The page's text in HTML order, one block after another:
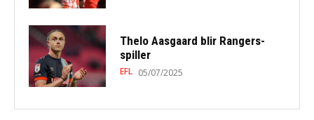
Thelo Aasgaard blir Rangers-
spiller
EFL 05/07/2025